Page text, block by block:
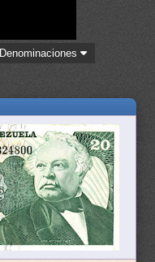
Denominaciones